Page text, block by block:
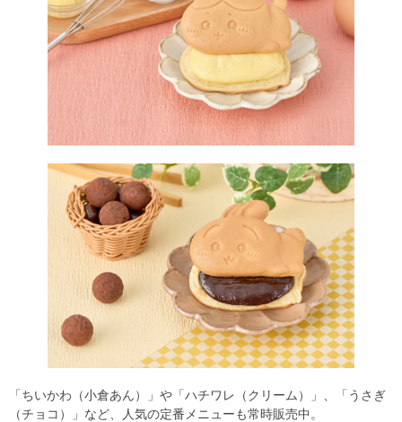
「ちいかわ（小倉あん）」や「ハチワレ（クリーム）」、「うさぎ
（チョコ）」など、人気の定番メニューも常時販売中。